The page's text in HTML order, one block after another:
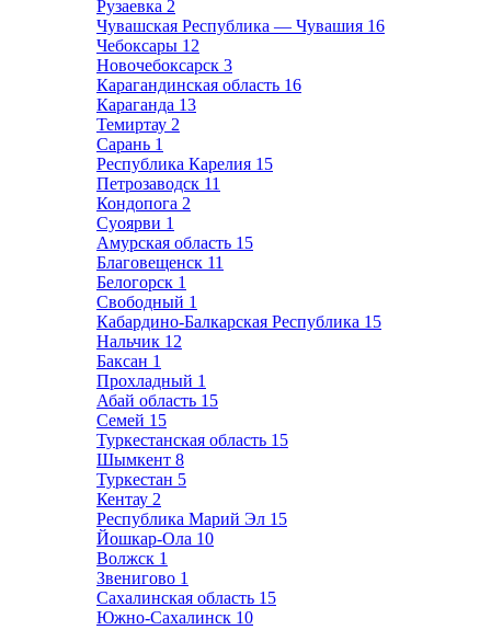
Рузаевка 2
Чувашская Республика — Чувашия 16
Чебоксары 12
Новочебоксарск 3
Карагандинская область 16
Караганда 13
Темиртау 2
Сарань 1
Республика Карелия 15
Петрозаводск 11
Кондопога 2
Суоярви 1
Амурская область 15
Благовещенск 11
Белогорск 1
Свободный 1
Кабардино-Балкарская Республика 15
Нальчик 12
Баксан 1
Прохладный 1
Абай область 15
Семей 15
Туркестанская область 15
Шымкент 8
Туркестан 5
Кентау 2
Республика Марий Эл 15
Йошкар-Ола 10
Волжск 1
Звенигово 1
Сахалинская область 15
Южно-Сахалинск 10